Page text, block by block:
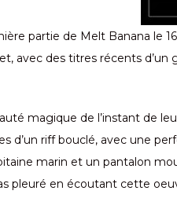
partie de Melt Banana le
avec des titres récents
magique de l’instant de
d’un riff bouclé, avec une
marin et un pantalon
pleuré en écoutant cette